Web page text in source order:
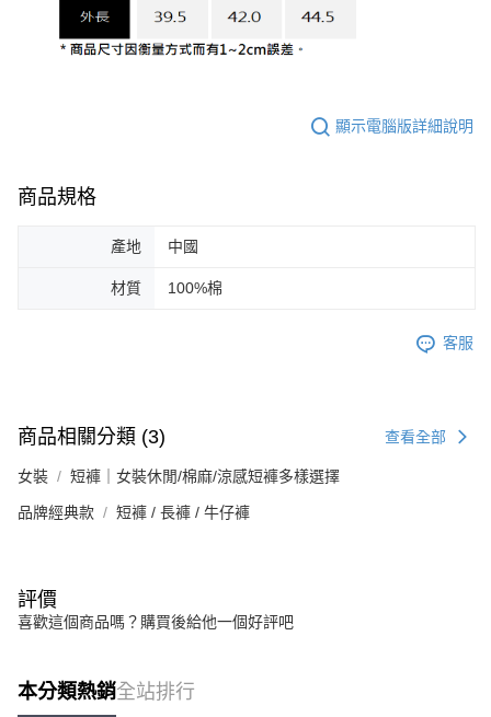
顯示電腦版詳細說明
商品規格
產地 中國
材質 100%棉
客服
商品相關分類 (3) 查看全部
女裝 短褲｜女裝休閒/棉麻/涼感短褲多樣選擇
品牌經典款 短褲 / 長褲 / 牛仔褲
評價
喜歡這個商品嗎？購買後給他一個好評吧
本分類熱銷全站排行